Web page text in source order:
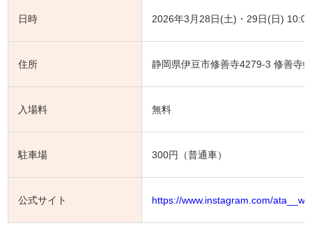
日時 2026年3月28日(土)・29日(日)
住所 静岡県伊豆市修善寺4279-3 修善寺
入場料 無料
駐車場 300円（普通車）
公式サイト https://www.instagram.com/